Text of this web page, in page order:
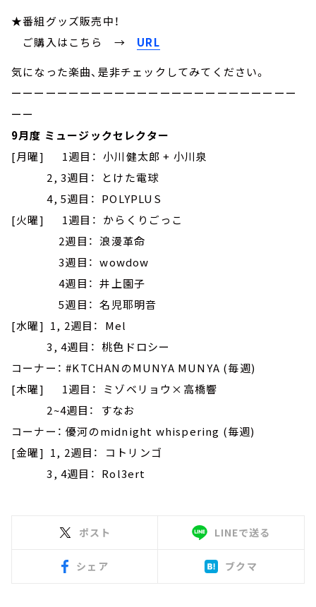
★番組グッズ販売中！
ご購入はこちら → URL
気になった楽曲、是非チェックしてみてください。
ーーーーーーーーーーーーーーーーーーーーーーーーー
ーー
9月度 ミュージックセレクター
[月曜] 1週目： 小川健太郎 + 小川泉
2, 3週目： とけた電球
4, 5週目： POLYPLUS
[火曜] 1週目： からくりごっこ
2週目： 浪漫革命
3週目： wowdow
4週目： 井上園子
5週目： 名児耶明音
[水曜] 1, 2週目： Mel
3, 4週目： 桃色ドロシー
コーナー： #KTCHANのMUNYA MUNYA (毎週)
[木曜] 1週目： ミゾベリョウ×高橋響
2~4週目： すなお
コーナー： 優河のmidnight whispering (毎週)
[金曜] 1, 2週目： コトリンゴ
3, 4週目： Rol3ert
ポスト LINEで送る
シェア ブクマ